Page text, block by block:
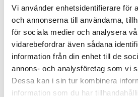
Vi använder enhetsidentifierare för
och annonserna till användarna,
för sociala medier och analysera
vidarebefordrar även sådana
information från din enhet till de
annons- och analysföretag som vi
Dessa kan i sin tur kombinera
information som du har
Saatavana useana vaihtoehtona
Mila Mittakannu
DORRE